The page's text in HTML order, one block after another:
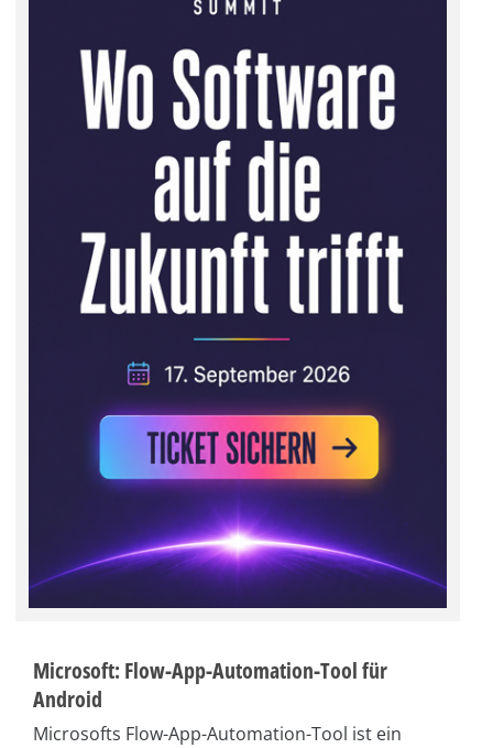
Microsoft: Flow-App-Automation-Tool für
Android
Microsofts Flow-App-Automation-Tool ist ein